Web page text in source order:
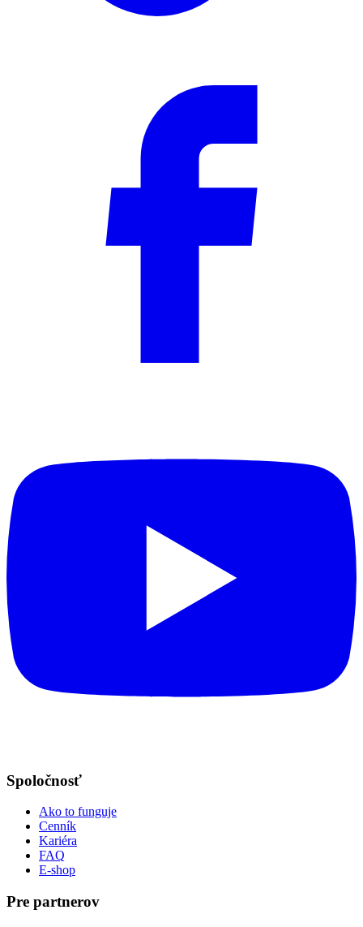
Spoločnosť
Ako to funguje
Cenník
Kariéra
FAQ
E-shop
Pre partnerov